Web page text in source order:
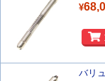
¥
バリ